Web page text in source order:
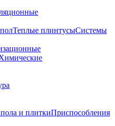
Теплые плинтусыСистемы
и плиткиПриспособления